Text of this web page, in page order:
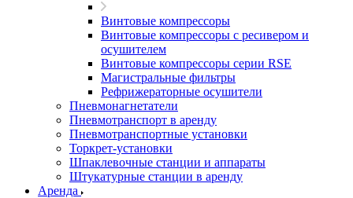
Винтовые компрессоры
Винтовые компрессоры с ресивером и
осушителем
Винтовые компрессоры серии RSE
Магистральные фильтры
Рефрижераторные осушители
Пневмонагнетатели
Пневмотранспорт в аренду
Пневмотранспортные установки
Торкрет-установки
Шпаклевочные станции и аппараты
Штукатурные станции в аренду
Аренда